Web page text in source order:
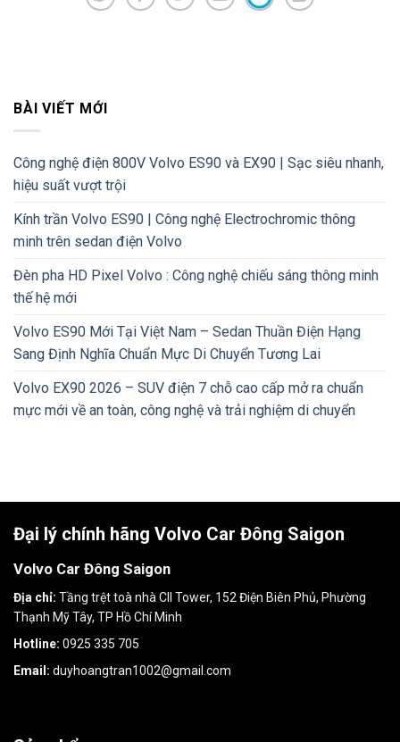
BÀI VIẾT MỚI
Công nghệ điện 800V Volvo ES90 và EX90 | Sạc siêu nhanh,
hiệu suất vượt trội
Kính trần Volvo ES90 | Công nghệ Electrochromic thông
minh trên sedan điện Volvo
Đèn pha HD Pixel Volvo : Công nghệ chiếu sáng thông minh
thế hệ mới
Volvo ES90 Mới Tại Việt Nam – Sedan Thuần Điện Hạng
Sang Định Nghĩa Chuẩn Mực Di Chuyển Tương Lai
Volvo EX90 2026 – SUV điện 7 chỗ cao cấp mở ra chuẩn
mực mới về an toàn, công nghệ và trải nghiệm di chuyển
Đại lý chính hãng Volvo Car Đông Saigon
Volvo Car Đông Saigon
Địa chỉ: Tầng trệt toà nhà CII Tower, 152 Điện Biên Phủ, Phường
Thạnh Mỹ Tây, TP Hồ Chí Minh
Hotline: 0925 335 705
Email: duyhoangtran1002@gmail.com